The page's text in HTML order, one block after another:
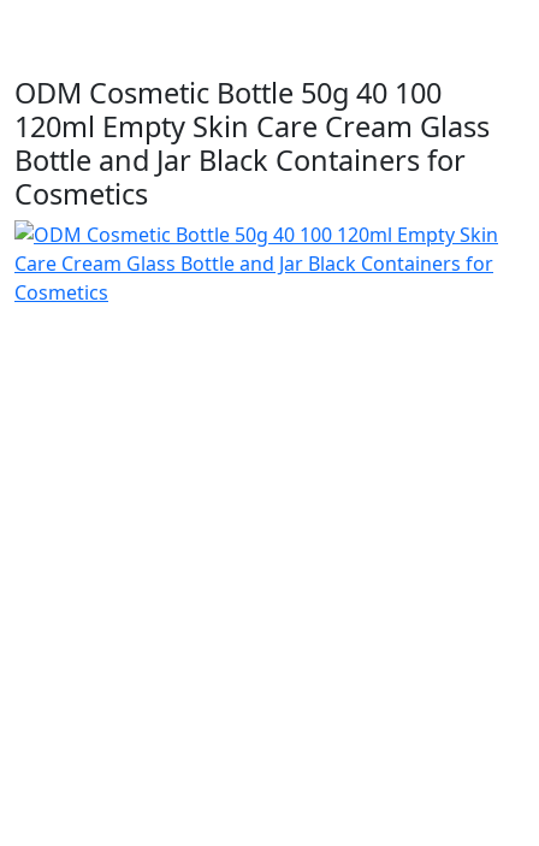
ODM Cosmetic Bottle 50g 40 100
120ml Empty Skin Care Cream Glass
Bottle and Jar Black Containers for
Cosmetics